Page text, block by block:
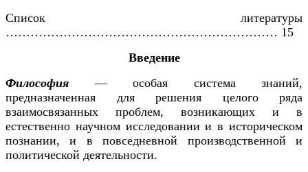
Список литературы
………………………………………………………… 15
Введение
Философия — особая система знаний,
предназначенная для решения целого ряда
взаимосвязанных проблем, возникающих и в
естественно научном исследовании и в историческом
познании, и в повседневной производственной и
политической деятельности.